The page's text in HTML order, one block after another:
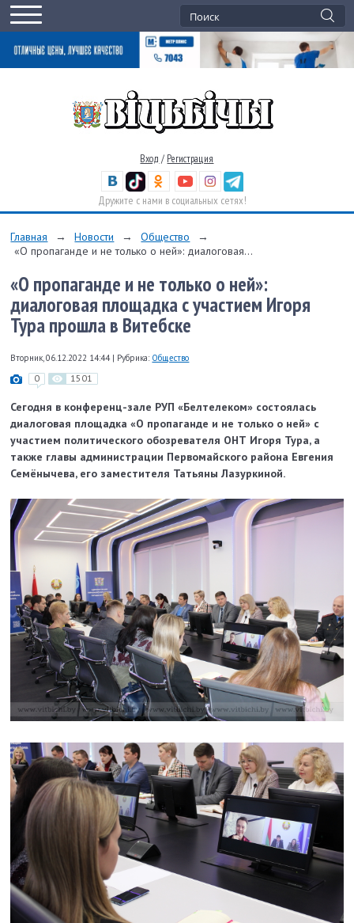
Вход / Регистрация
Дружите с нами в социальных сетях!
Главная → Новости → Общество
→
«О пропаганде и не только о ней»: диалоговая...
«О пропаганде и не только о ней»:
диалоговая площадка с участием Игоря
Тура прошла в Витебске
Вторник, 06.12.2022 14:44 | Рубрика: Общество
0 1501
Сегодня в конференц-зале РУП «Белтелеком» состоялась
диалоговая площадка «О пропаганде и не только о ней» с
участием политического обозревателя ОНТ Игоря Тура, а
также главы администрации Первомайского района Евгения
Семёнычева, его заместителя Татьяны Лазуркиной.